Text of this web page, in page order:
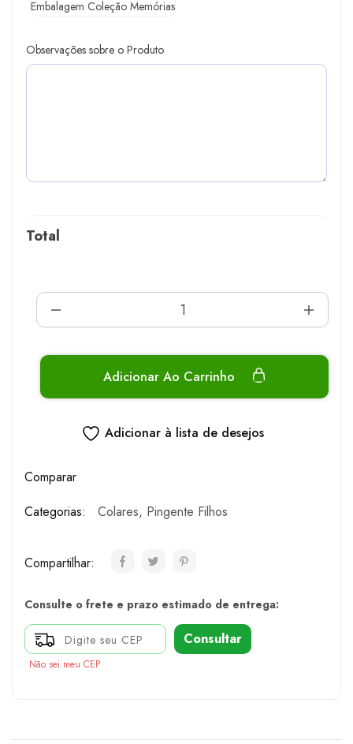
Embalagem Coleção Memórias
Observações sobre o Produto
Total
Adicionar Ao Carrinho
Adicionar à lista de desejos
Comparar
Categorias:
Colares, Pingente Filhos
Compartilhar:
Consulte o frete e prazo estimado de entrega:
Consultar
Não sei meu CEP